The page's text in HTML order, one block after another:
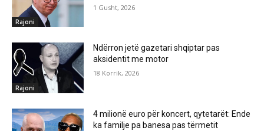
Rajoni
1 Gusht, 2026
Rajoni
Ndërron jetë gazetari shqiptar pas
aksidentit me motor
18 Korrik, 2026
4 milionë euro për koncert, qytetarët: Ende
ka familje pa banesa pas tërmetit